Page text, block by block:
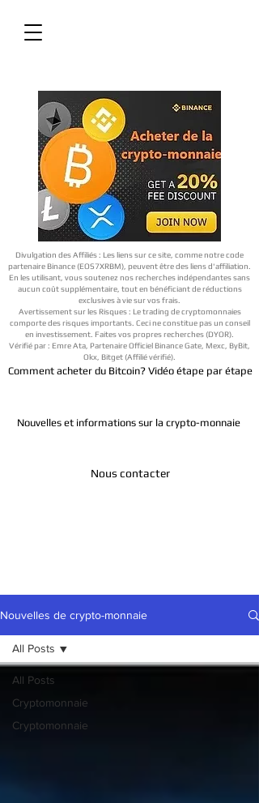
Comment acheter du Bitcoin? Vidéo étape par étape
Nouvelles et informations sur la crypto-monnaie
Nous contacter
Divulgation des Affiliés : Les liens sur ce site, comme notre code
partenaire Binance (EOS7XRBM), peuvent être des liens d'affiliation.
En les utilisant, vous soutenez nos recherches indépendantes sans
aucun coût supplémentaire, tout en bénéficiant de réductions
exclusives à vie sur vos frais.
Avertissement sur les Risques : Le trading de cryptomonnaies
comporte des risques importants. Ceci ne constitue pas un conseil
en investissement. Faites vos propres recherches (DYOR).
Vérifié par : Emre Ata, Partenaire Officiel Binance Gate, Mexc, ByBit,
Okx, Bitget (Affilié vérifié).
Nouvelles de crypto-monnaie
All Posts
Cryptomonnaie
Cryptomonnaie
All Posts